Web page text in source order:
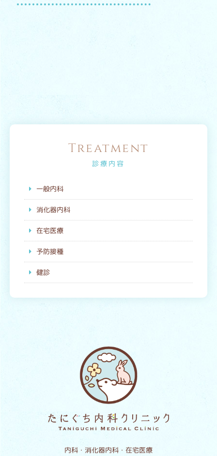
Treatment
診療内容
一般内科
消化器内科
在宅医療
予防接種
健診
内科・消化器内科・在宅医療